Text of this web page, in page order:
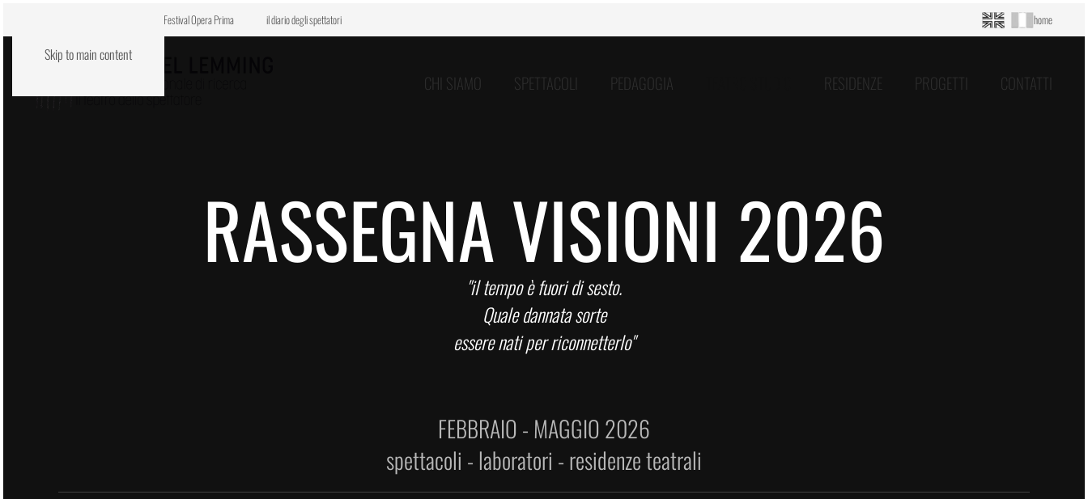
Skip to main content
Festival Opera Prima il diario degli spettatori home
CHI SIAMO SPETTACOLI PEDAGOGIA RESIDENZE PROGETTI CONTATTI
RASSEGNA VISIONI 2026
"il tempo è fuori di sesto.
Quale dannata sorte
essere nati per riconnetterlo"
FEBBRAIO - MAGGIO 2026
spettacoli - laboratori - residenze teatrali